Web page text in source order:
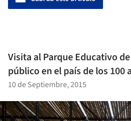
Visita al Parque Educativo
público en el país de los 100
10 de Septiembre, 2015